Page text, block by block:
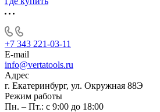
+7 343 221-03-11
E-mail
info@vertatools.ru
Адрес
г. Екатеринбург, ул. Окружная 88Э
Режим работы
Пн. – Пт.: с 9:00 до 18:00